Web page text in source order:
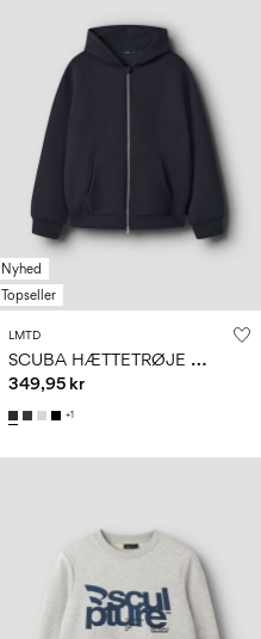
Nyhed
Topseller
LMTD
S
CUBA HÆTTETRØJE MED LYNLÅS
349,95 kr
+1